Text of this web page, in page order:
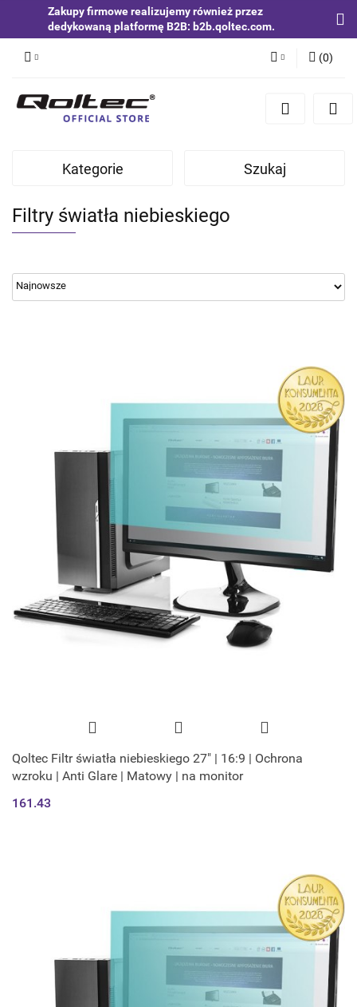
Zakupy firmowe realizujemy również przez
dedykowaną platformę B2B: b2b.qoltec.com.
Zaloguj się
Zgody cookies
(0)
Kategorie Szukaj
Filtry światła niebieskiego
Qoltec Filtr światła niebieskiego 27" | 16:9 | Ochrona
wzroku | Anti Glare | Matowy | na monitor
161.43